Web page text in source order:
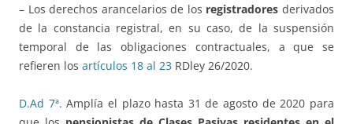
– Los derechos arancelarios de los registradores derivados
de la constancia registral, en su caso, de la suspensión
temporal de las obligaciones contractuales, a que se
refieren los artículos 18 al 23 RDley 26/2020.
D.Ad 7ª. Amplía el plazo hasta 31 de agosto de 2020 para